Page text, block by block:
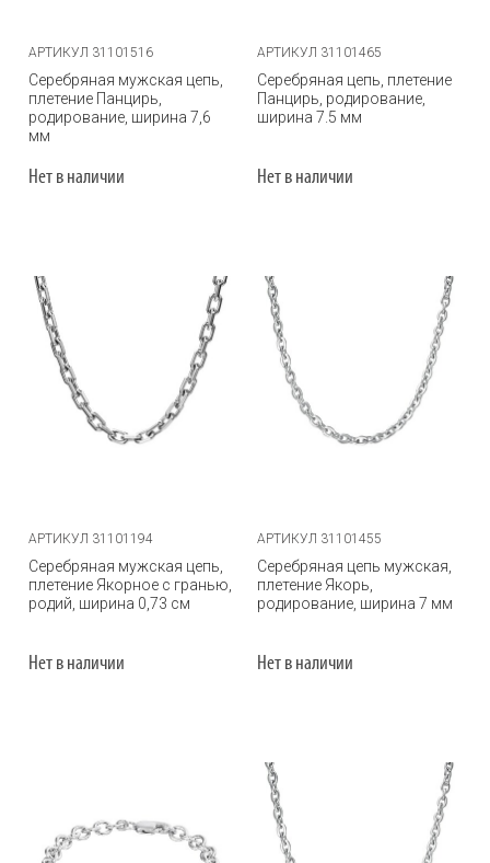
АРТИКУЛ 31101516
Серебряная мужская цепь,
плетение Панцирь,
родирование, ширина 7,6
мм
Нет в наличии
АРТИКУЛ 31101465
Серебряная цепь, плетение
Панцирь, родирование,
ширина 7.5 мм
Нет в наличии
АРТИКУЛ 31101194
Серебряная мужская цепь,
плетение Якорное с гранью,
родий, ширина 0,73 см
Нет в наличии
АРТИКУЛ 31101455
Серебряная цепь мужская,
плетение Якорь,
родирование, ширина 7 мм
Нет в наличии